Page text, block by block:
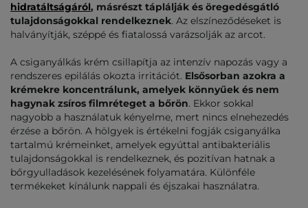
hidratáltságáról, másrészt táplálják és öregedésgátló
tulajdonságokkal rendelkeznek. Az elszíneződéseket is
halványítják, széppé és fiatalossá varázsolják az arcot.
A csiganyálkás krém csillapítja az intenzív napozás vagy a
rendszeres epilálás okozta irritációt. Elsősorban azokra a
krémekre koncentrálunk, amelyek könnyűek és nem
hagynak zsíros filmréteget a bőrön. Ekkor sokkal
nagyobb a használatuk kényelme, mert nincs elnehezedés
érzése a bőrön. A hölgyek is értékelni fogják csiganyálka
tartalmú krémeinket, amelyek egyúttal antibakteriális
tulajdonságokkal is rendelkeznek, és pozitívan hatnak a
bőrgyulladások kezelésének folyamatára. Különféle
termékeket kínálunk nappali és éjszakai használatra.